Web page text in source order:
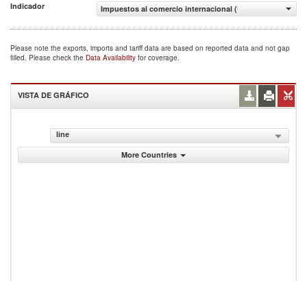
Indicador
Impuestos al comercio internacional (UMN a precios
Please note the exports, imports and tariff data are based on reported data and not gap
filled. Please check the Data Availability for coverage.
VISTA DE GRÁFICO
line
More Countries